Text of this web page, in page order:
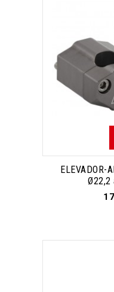
ELEVADOR-
Ø22,2